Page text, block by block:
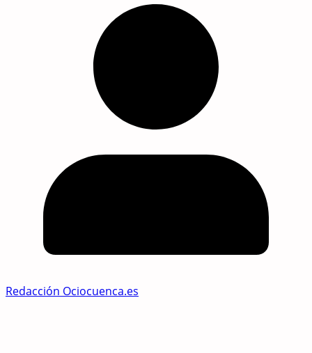
Redacción Ociocuenca.es